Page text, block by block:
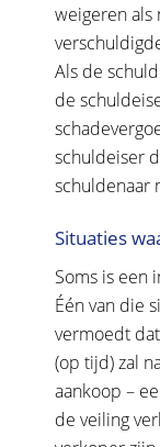
weigeren
Als de
de
schuldeiser
schuldenaar
Situaties
Soms is een
Één van die
vermoedt
(op tijd) zal
aankoop –
de veiling